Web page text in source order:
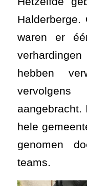
waren er
hebben
hele
genomen
teams.